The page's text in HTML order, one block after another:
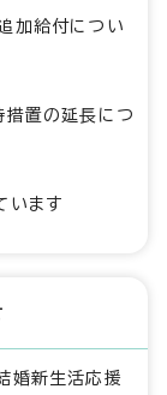
加給付につい
措置の延長につ
います
婚新生活応援